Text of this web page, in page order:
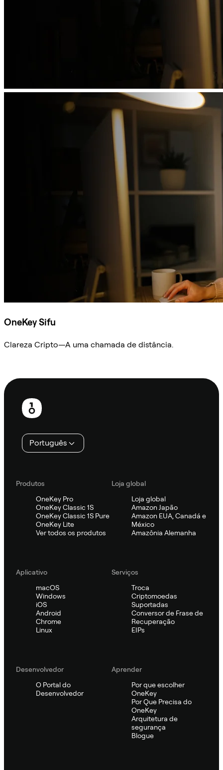
OneKey Sifu
Clareza Cripto—A uma chamada de distância.
Rodapé
Português
Produtos
OneKey Pro
OneKey Classic 1S
OneKey Classic 1S Pure
OneKey Lite
Ver todos os produtos
Loja global
Loja global
Amazon Japão
Amazon EUA, Canadá e
México
Amazônia Alemanha
Aplicativo
macOS
Windows
iOS
Android
Chrome
Linux
Serviços
Troca
Criptomoedas
Suportadas
Conversor de Frase de
Recuperação
EIPs
Desenvolvedor
O Portal do
Desenvolvedor
Aprender
Por que escolher
OneKey
Por Que Precisa do
OneKey
Arquitetura de
segurança
Blogue